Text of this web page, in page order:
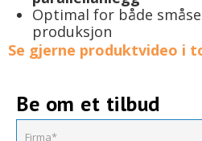
Optimal for både
produksjon
Se gjerne produktvideo i
Be om et tilbud